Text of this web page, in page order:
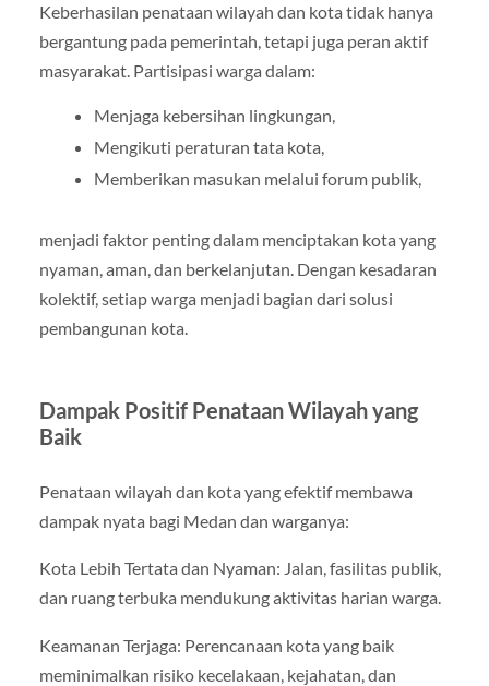
Keberhasilan penataan wilayah dan kota tidak hanya
bergantung pada pemerintah, tetapi juga peran aktif
masyarakat. Partisipasi warga dalam:
Menjaga kebersihan lingkungan,
Mengikuti peraturan tata kota,
Memberikan masukan melalui forum publik,
menjadi faktor penting dalam menciptakan kota yang
nyaman, aman, dan berkelanjutan. Dengan kesadaran
kolektif, setiap warga menjadi bagian dari solusi
pembangunan kota.
Dampak Positif Penataan Wilayah yang
Baik
Penataan wilayah dan kota yang efektif membawa
dampak nyata bagi Medan dan warganya:
Kota Lebih Tertata dan Nyaman: Jalan, fasilitas publik,
dan ruang terbuka mendukung aktivitas harian warga.
Keamanan Terjaga: Perencanaan kota yang baik
meminimalkan risiko kecelakaan, kejahatan, dan